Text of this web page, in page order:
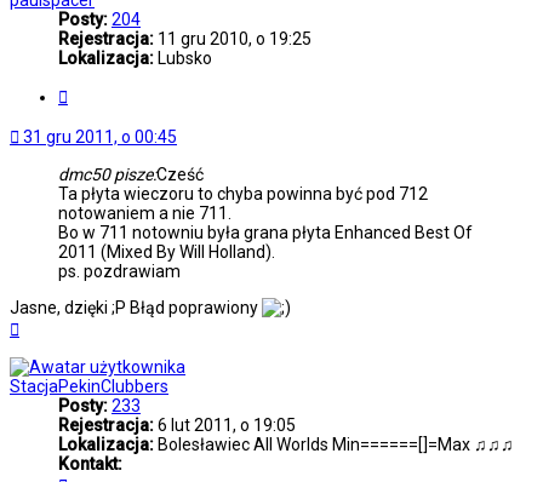
Posty:204
Rejestracja: 11 gru 2010, o 19:25
Lokalizacja: Lubsko
31 gru 2011, o 00:45
dmc50 pisze:Cześć
Ta płyta wieczoru to chyba powinna być pod 712
notowaniem a nie 711.
Bo w 711 notowniu była grana płyta Enhanced Best Of
2011 (Mixed By Will Holland).
ps. pozdrawiam
Jasne, dzięki ;P Błąd poprawiony
StacjaPekinClubbers
Posty:233
Rejestracja:6 lut 2011, o 19:05
Lokalizacja: Bolesławiec All Worlds Min======[]=Max ♫♫♫
Kontakt: